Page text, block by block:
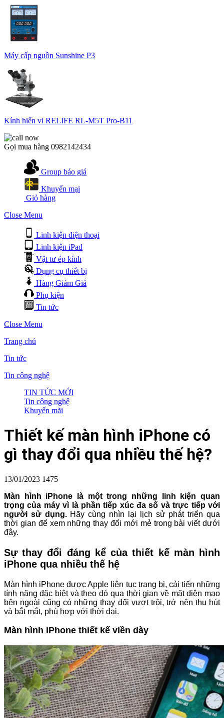
Máy cấp nguồn Sunshine P3
Kính hiển vi RELIFE RL-M5T Pro-B11
Gọi mua hàng 0982142434
Group báo giá
Khuyến mại
Giỏ hàng
Close Menu
Linh kiện điện thoại
Linh kiện iPad
Vật tư ép kính
Dụng cụ thiết bị
Hàng Giảm Giá
Phụ kiện
Tin tức
Close Menu
Trang chủ
Tin tức
Tin công nghệ
TIN TỨC MỚI
Tin công nghệ
Khuyến mãi
Thiết kế màn hình iPhone có
gì thay đổi qua nhiều thế hệ?
13/01/2023 1475
Màn hình iPhone là một trong những linh kiện quan
trọng của máy vì là phần tiếp xúc đa số và trực tiếp với
người sử dụng.Hãy cùng nhìn lại lịch sử phát triển qua
thời gian để xem những thay đổi mới mẻ trong bài viết dưới
đây.
Sự thay đổi đáng kể của thiết kế màn hình
iPhone qua nhiều thế hệ
Màn hình iPhone được Apple liên tục trang bị, cải tiến những
tính năng đặc biệt và theo đó qua thời gian về mặt diện mạo
bên ngoài cũng có những thay đổi vượt trội, trở nên thu hút
và bắt mắt, phù hợp với thời đại.
Màn hình iPhone thiết kế viền dày